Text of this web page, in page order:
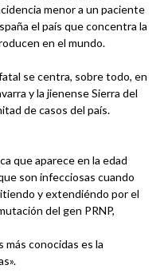
menor a un paciente
el país que concentra la
en el mundo.
se centra, sobre todo, en
y la jienense Sierra del
de casos del país.
que aparece en la edad
son infecciosas cuando
y extendiéndo por el
del gen PRNP,
más conocidas es la